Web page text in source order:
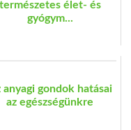
természetes élet- és
gyógym...
anyagi gondok hatásai
az egészségünkre